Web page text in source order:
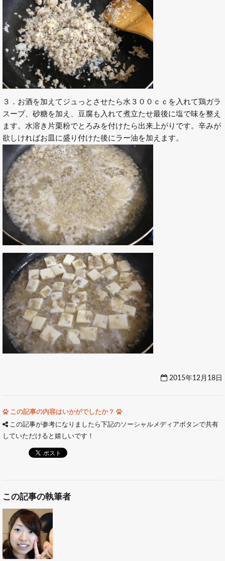
３．お酒を加えてジュっとさせたら水３００ｃｃを入れて鶏ガラ
スープ、砂糖を加え、豆腐も入れて煮立たせ最後に塩で味を整え
ます。水溶き片栗粉でとろみを付けたら出来上がりです。辛みが
欲しければお皿に盛り付けた後にラー油を加えます。
2015年12月18日
この記事の内容はいかがでしたか？
この記事が参考になりましたら下記のソーシャルメディアボタンで共有
していただけると嬉しいです！
この記事の執筆者